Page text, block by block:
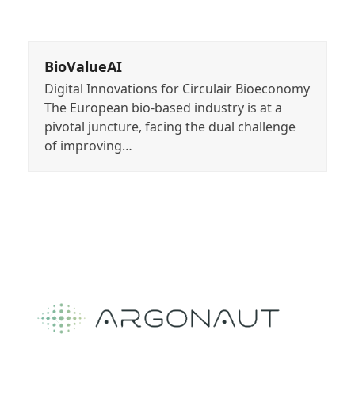
BioValueAI
Digital Innovations for Circulair Bioeconomy
The European bio-based industry is at a
pivotal juncture, facing the dual challenge
of improving…